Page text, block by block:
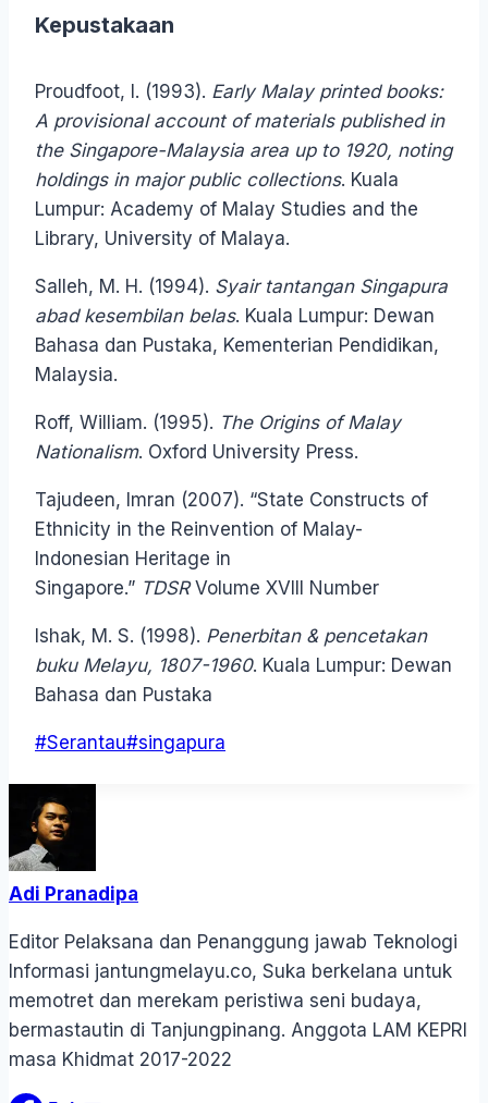
Kepustakaan
Proudfoot, I. (1993). Early Malay printed books:
A provisional account of materials published in
the Singapore-Malaysia area up to 1920, noting
holdings in major public collections. Kuala
Lumpur: Academy of Malay Studies and the
Library, University of Malaya.
Salleh, M. H. (1994). Syair tantangan Singapura
abad kesembilan belas. Kuala Lumpur: Dewan
Bahasa dan Pustaka, Kementerian Pendidikan,
Malaysia.
Roff, William. (1995). The Origins of Malay
Nationalism. Oxford University Press.
Tajudeen, Imran (2007). “State Constructs of
Ethnicity in the Reinvention of Malay-
Indonesian Heritage in
Singapore.” TDSRVolume XVIII Number
Ishak, M. S. (1998). Penerbitan & pencetakan
buku Melayu, 1807-1960. Kuala Lumpur: Dewan
Bahasa dan Pustaka
Post
#Serantau#singapura
Adi Pranadipa
Editor Pelaksana dan Penanggung jawab Teknologi
Informasi jantungmelayu.co, Suka berkelana untuk
memotret dan merekam peristiwa seni budaya,
bermastautin di Tanjungpinang. Anggota LAM KEPRI
masa Khidmat 2017-2022